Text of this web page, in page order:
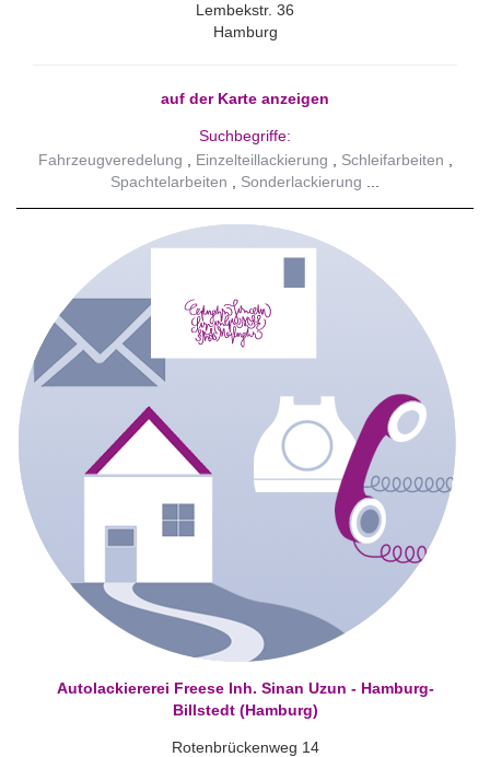
Lembekstr. 36
Hamburg
auf der Karte anzeigen
Suchbegriffe:
Fahrzeugveredelung
Einzelteillackierung
Schleifarbeiten
Spachtelarbeiten
Sonderlackierung
Autolackiererei Freese Inh. Sinan Uzun - Hamburg-
Billstedt (Hamburg)
Rotenbrückenweg 14